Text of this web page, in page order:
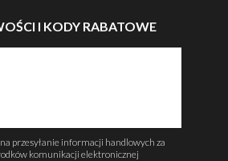
I KODY RABATOWE
przesyłanie informacji handlowych za
komunikacji elektronicznej